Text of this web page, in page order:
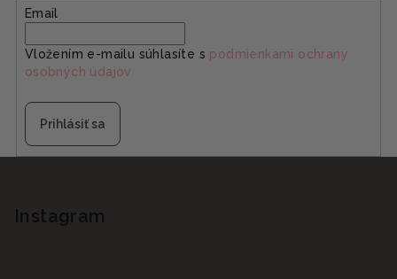
Email
Vložením e-mailu súhlasíte s podmienkami ochrany
osobných údajov
Prihlásiť sa
Instagram